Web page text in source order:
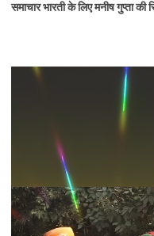
समाचार भारती के लिए मनीष गुप्ता की